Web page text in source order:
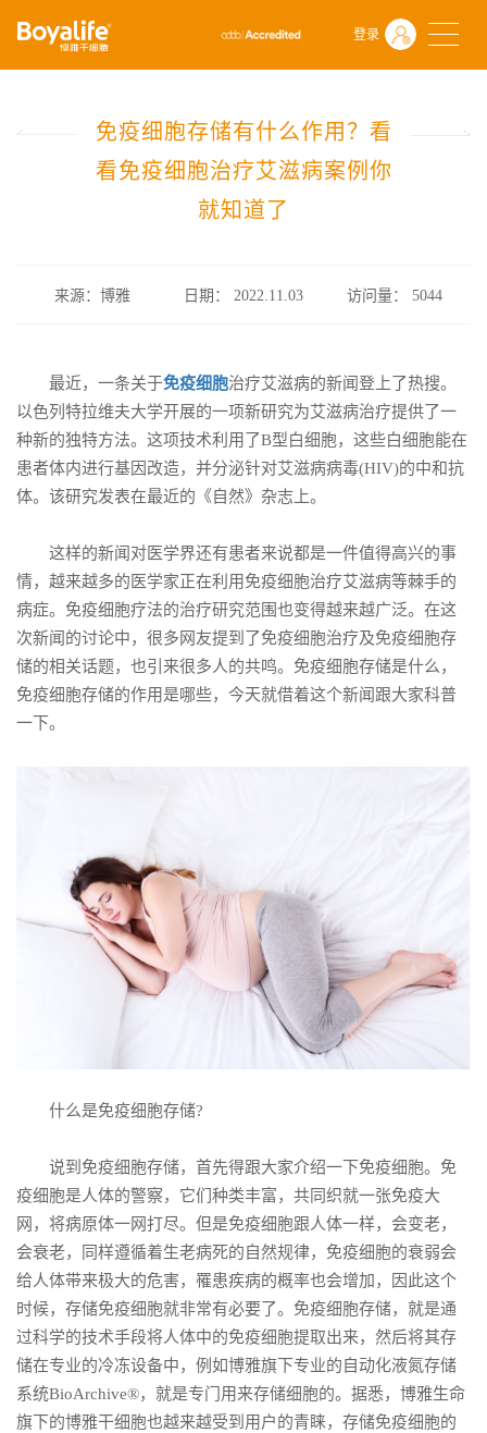
登录
首页 什么是干细胞
前沿动态
免疫细胞存储有什么作用？看看免疫细胞​治疗艾滋病案例你就知道了
免疫细胞存储有什么作用？看
看免疫细胞​治疗艾滋病案例你
就知道了
来源：博雅 日期： 2022.11.03 访问量：5044
最近，一条关于免疫细胞治疗艾滋病的新闻登上了热搜。
以色列特拉维夫大学开展的一项新研究为艾滋病治疗提供了一
种新的独特方法。这项技术利用了B型白细胞，这些白细胞能在
患者体内进行基因改造，并分泌针对艾滋病病毒(HIV)的中和抗
体。该研究发表在最近的《自然》杂志上。
这样的新闻对医学界还有患者来说都是一件值得高兴的事
情，越来越多的医学家正在利用免疫细胞治疗艾滋病等棘手的
病症。免疫细胞疗法的治疗研究范围也变得越来越广泛。在这
次新闻的讨论中，很多网友提到了免疫细胞治疗及免疫细胞存
储的相关话题，也引来很多人的共鸣。免疫细胞存储是什么，
免疫细胞存储的作用是哪些，今天就借着这个新闻跟大家科普
一下。
什么是免疫细胞存储?
说到免疫细胞存储，首先得跟大家介绍一下免疫细胞。免
疫细胞是人体的警察，它们种类丰富，共同织就一张免疫大
网，将病原体一网打尽。但是免疫细胞跟人体一样，会变老，
会衰老，同样遵循着生老病死的自然规律，免疫细胞的衰弱会
给人体带来极大的危害，罹患疾病的概率也会增加，因此这个
时候，存储免疫细胞就非常有必要了。免疫细胞存储，就是通
过科学的技术手段将人体中的免疫细胞提取出来，然后将其存
储在专业的冷冻设备中，例如博雅旗下专业的自动化液氮存储
系统BioArchive®，就是专门用来存储细胞的。据悉，博雅生命
旗下的博雅干细胞也越来越受到用户的青睐，存储免疫细胞的